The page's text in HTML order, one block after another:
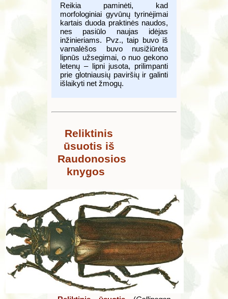
Reikia paminėti, kad
morfologiniai gyvūnų tyrinėjimai
kartais duoda praktinės naudos,
nes pasiūlo naujas idėjas
inžinieriams. Pvz., taip buvo iš
varnalėšos buvo nusižiūrėta
lipnūs užsegimai, o nuo gekono
letenų – lipni jusota, prilimpanti
prie glotniausių paviršių ir galinti
išlaikyti net žmogų.
Reliktinis
ūsuotis iš
Raudonosios
knygos